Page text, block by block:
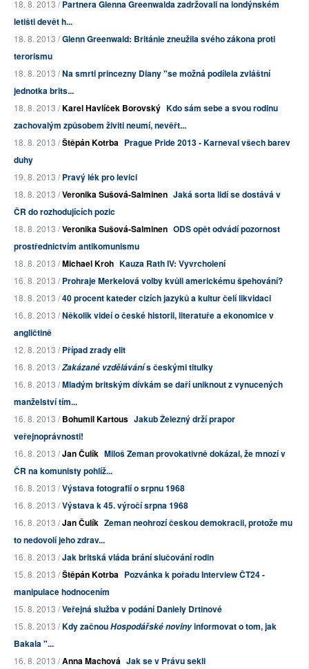
18. 8. 2013 /Partnera Glenna Greenwalda zadržovali na londýnském
letišti devět h...
18. 8. 2013 /Glenn Greenwald: Británie zneužila svého zákona proti
terorismu
18. 8. 2013 /Na smrti princezny Diany "se možná podílela zvláštní
jednotka brits...
18. 8. 2013 /Karel Havlíček Borovský Kdo sám sebe a svou rodinu
zachovalým způsobem živiti neumí, nevěřt...
18. 8. 2013 /Štěpán Kotrba Prague Pride 2013 - Karneval všech barev
duhy
19. 8. 2013 /Pravý lék pro levici
18. 8. 2013 /Veronika Sušová-Salminen Jaká sorta lidí se dostává v
ČR do rozhodujících pozic
18. 8. 2013 /Veronika Sušová-Salminen ODS opět odvádí pozornost
prostřednictvím antikomunismu
18. 8. 2013 /Michael Kroh Kauza Rath IV: Vyvrcholení
16. 8. 2013 /Prohraje Merkelová volby kvůli americkému špehování?
18. 8. 2013 /40 procent kateder cizích jazyků a kultur čelí likvidaci
16. 8. 2013 /Několik videí o české historii, literatuře a ekonomice v
angličtině
12. 8. 2013 /Případ zrady elit
16. 8. 2013 /Zakázané vzdělávánís českými titulky
16. 8. 2013 /Mladým britským dívkám se daří uniknout z vynucených
manželství tím...
16. 8. 2013 /Bohumil Kartous Jakub Železný drží prapor
veřejnoprávnosti!
16. 8. 2013 /Jan Čulík Miloš Zeman provokativně dokázal, že mnozí v
ČR na komunisty pohlíž...
16. 8. 2013 /Výstava fotografií o srpnu 1968
16. 8. 2013 /Výstava k 45. výročí srpna 1968
16. 8. 2013 /Jan Čulík Zeman neohrozí českou demokracii, protože mu
to nedovolí jeho zdrav...
16. 8. 2013 /Jak britská vláda brání slučování rodin
15. 8. 2013 /Štěpán Kotrba Pozvánka k pořadu Interview ČT24 -
manipulace hodnocením
15. 8. 2013 /Veřejná služba v podání Daniely Drtinové
15. 8. 2013 /Kdy začnouHospodářské novinyinformovat o tom, jak
Bakala "...
16. 8. 2013 /Anna Machová Jak se v Právu sekli